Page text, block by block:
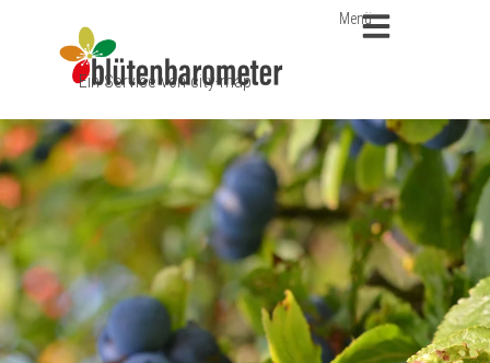
Ein Service von city-map
Menü